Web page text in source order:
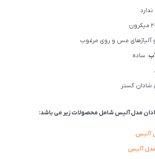
ندارد
و آلیاژهای مس و روی مرغوب
: ساده
مدل آلیس شامل محصولات زیر می باشد:
آلیس
آلیس